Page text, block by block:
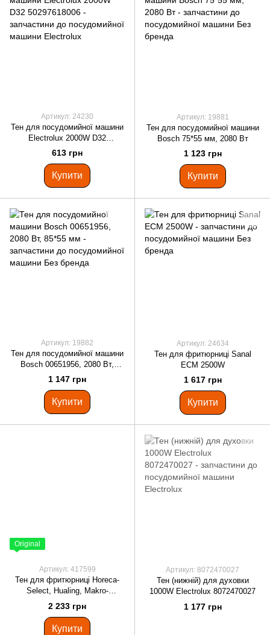
Артикул: 24230
Тен для посудомийної машини
Electrolux 2000W D32
50297618006
613 грн
Купити
Артикул: 19881
Тен для посудомийної машини
Bosch 75*55 мм, 2080 Вт
1 123 грн
Купити
Артикул: 19882
Тен для посудомийної машини
Bosch 00651956, 2080 Вт,
85*55 мм
1 147 грн
Купити
Артикул: 24634
Тен для фритюрниці Sanal
ECM 2500W
1 617 грн
Купити
Original
Артикул: 417599
Тен для фритюрниці Horeca-
Select, Hualing, Makro-
Professional 417599 3250W
2 233 грн
Купити
Артикул: 8072470027
Тен (нижній) для духовки
1000W Electrolux 8072470027
1 177 грн